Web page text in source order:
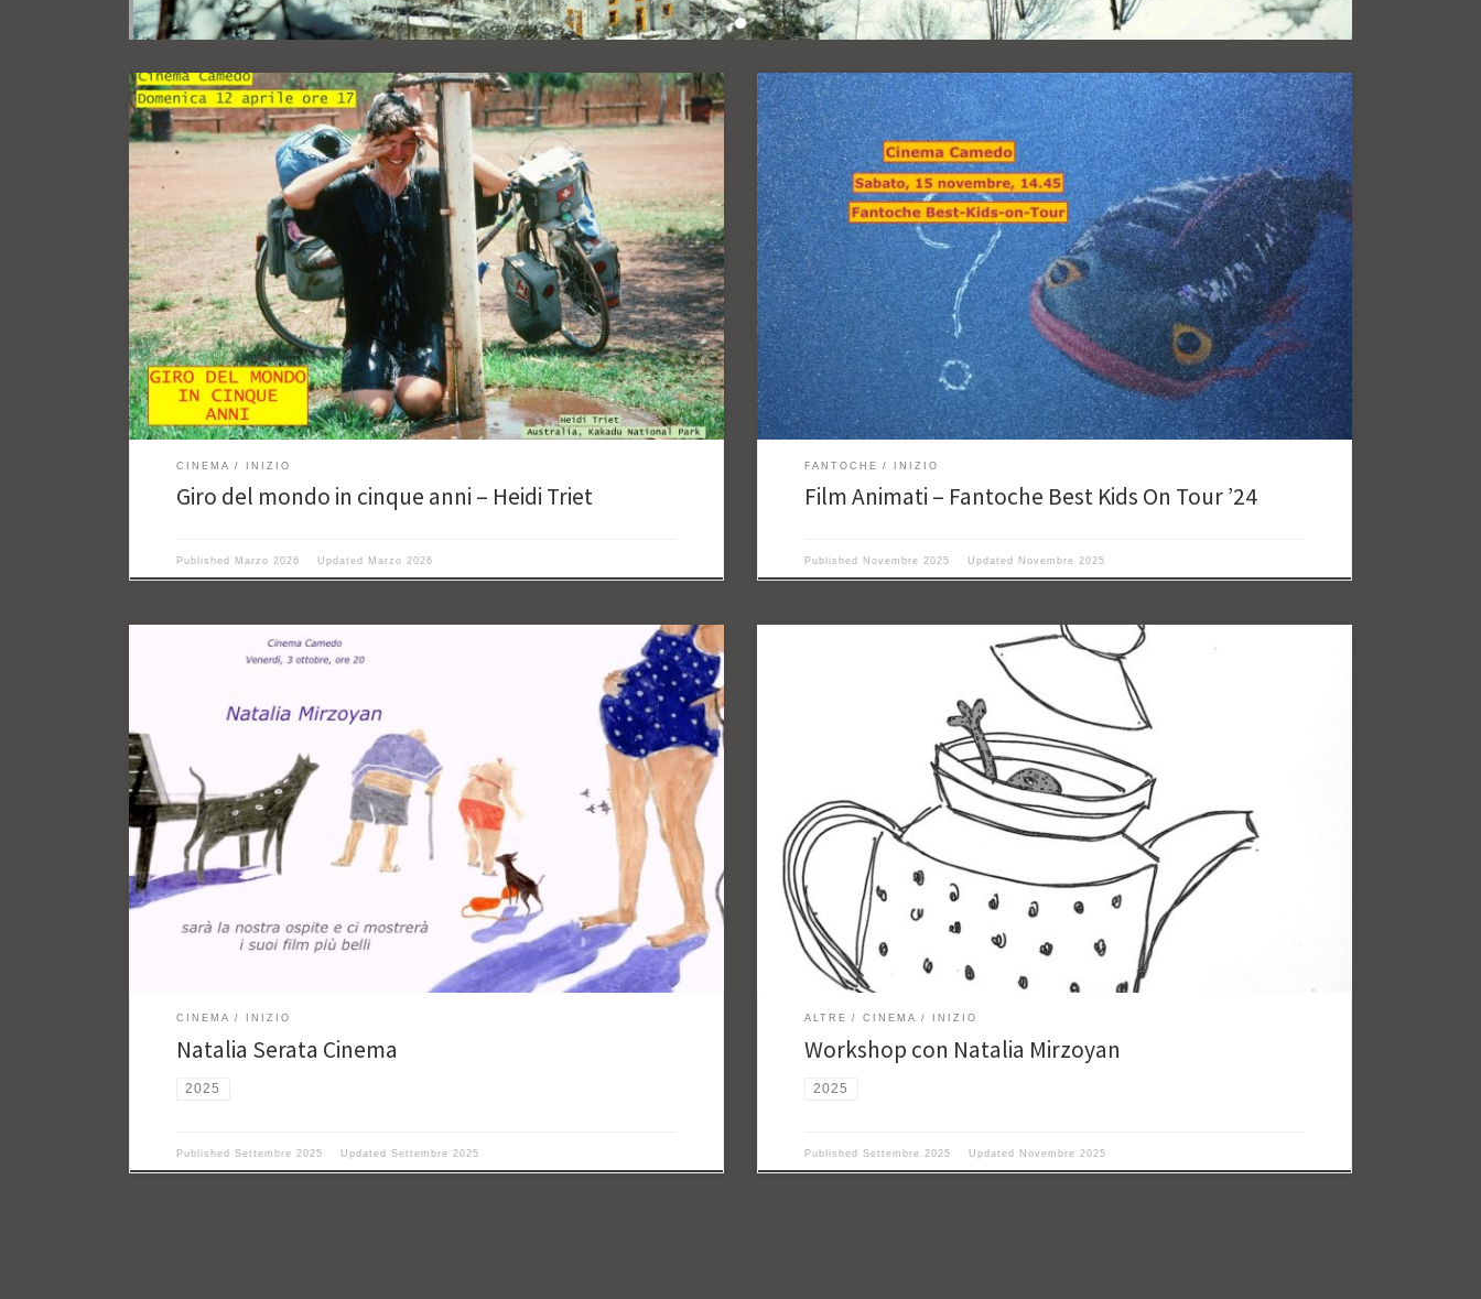
Domenica, 12 aprile alle ore 17 concluderemo la nostra stagione di cinema con una
bella sorpresa.
CINEMA INIZIO
Giro del mondo in cinque anni – Heidi Triet
Published Marzo 2026 Updated Marzo 2026
FANTOCHE INIZIO
Film Animati – Fantoche Best Kids On Tour ’24
Published Novembre 2025 Updated Novembre 2025
CINEMA INIZIO
Natalia Serata Cinema
2025
Published Settembre 2025 Updated Settembre 2025
ALTRE CINEMA INIZIO
Workshop con Natalia Mirzoyan
2025
Published Settembre 2025 Updated Novembre 2025